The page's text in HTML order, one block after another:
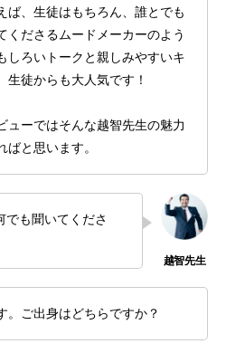
ば、生徒はもちろん、誰とでも
くださるムードメーカーのよう
しろいトークと親しみやすいキ
生徒からも大人気です！
ューではそんな越智先生の魅力
ばと思います。
でも聞いてくださ
。ご出身はどちらですか？